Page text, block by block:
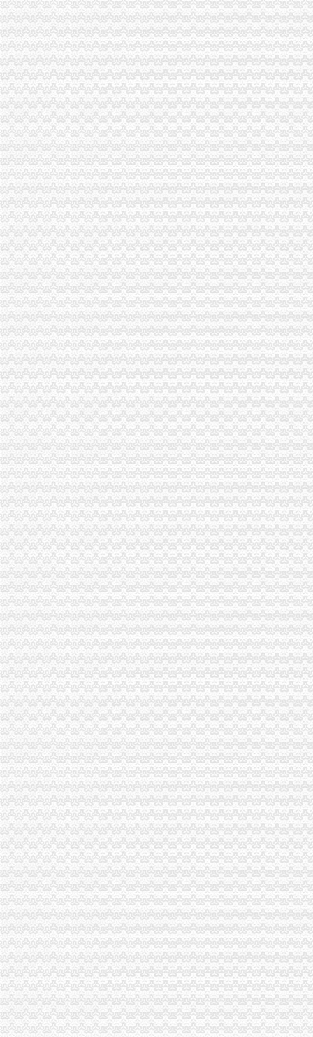
【重庆商社力】现代,郑州日产经销商_销售电话：
人民法院公告_搜狐其它_搜狐网
重庆百货（）_公司公告_重庆百货大楼股份有限公司关于预计
杜邦制冷_德国谷轮_德国比泽尔-重庆市渝中区长江制冷设备经营部-
网上签订合同,被骗预付款我公司在2016年04月和一个代理公司签订
重庆环保产品标志认证|重庆有机认证|重庆普道企业管理咨询有限公司
【渝中机用锯条价格】渝中机用锯条报价/渝中机用锯条哪里买/哪里卖
重庆百货（）_公司公告_重庆百货大楼股份有限公司2013年度
重庆蓝鼎影视媒有限公司,主营：影视制作的策划；承办经批准的文
【重庆代理记账|重庆代理记账公司】-重庆58分类网
山东莱德管阀有限公司（重庆代理）-商铺
重庆旅游新报社有限公司
重庆渝中区泰国乳胶枕头教大家如何买到正宗的泰国乳胶枕头_第1页_
渝中区铝管的价格_铝信